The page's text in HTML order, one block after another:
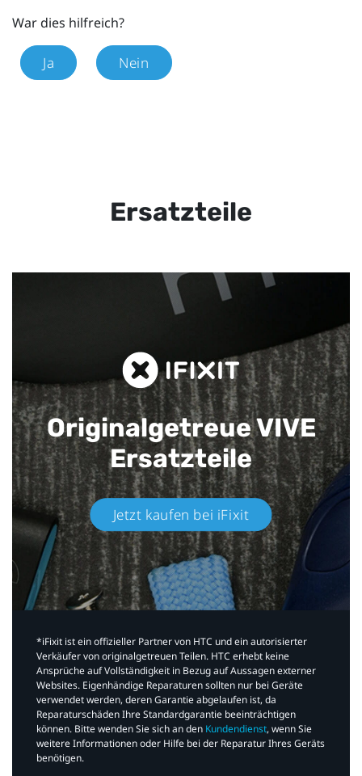
War dies hilfreich?
Ja Nein
Ersatzteile
Originalgetreue VIVE
Ersatzteile
Jetzt kaufen bei iFixit​
*iFixit ist ein offizieller Partner von HTC und ein autorisierter
Verkäufer von originalgetreuen Teilen. HTC erhebt keine
Ansprüche auf Vollständigkeit in Bezug auf Aussagen externer
Websites. Eigenhändige Reparaturen sollten nur bei Geräte
verwendet werden, deren Garantie abgelaufen ist, da
Reparaturschäden Ihre Standardgarantie beeinträchtigen
können. Bitte wenden Sie sich an den Kundendienst, wenn Sie
weitere Informationen oder Hilfe bei der Reparatur Ihres Geräts
benötigen.​